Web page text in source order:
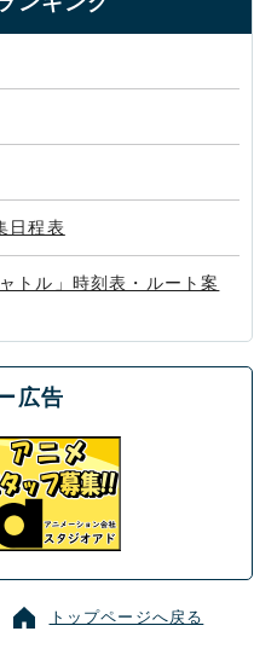
日程表
トル」時刻表・ルート案
広告
トップページへ戻る